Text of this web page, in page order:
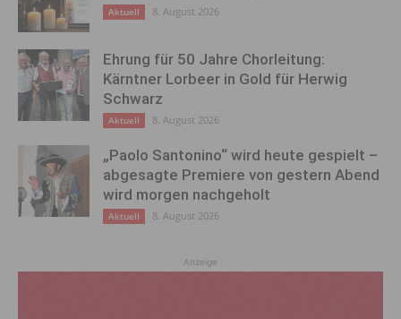
Aktuell 8. August 2026
Ehrung für 50 Jahre Chorleitung:
Kärntner Lorbeer in Gold für Herwig
Schwarz
Aktuell 8. August 2026
„Paolo Santonino“ wird heute gespielt –
abgesagte Premiere von gestern Abend
wird morgen nachgeholt
Aktuell 8. August 2026
Anzeige